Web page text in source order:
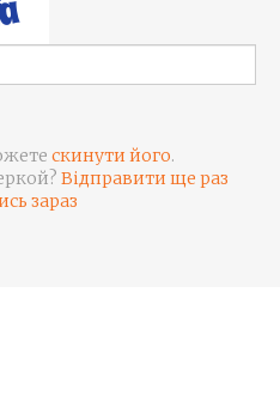
скинути його.
Відправити ще раз
зараз